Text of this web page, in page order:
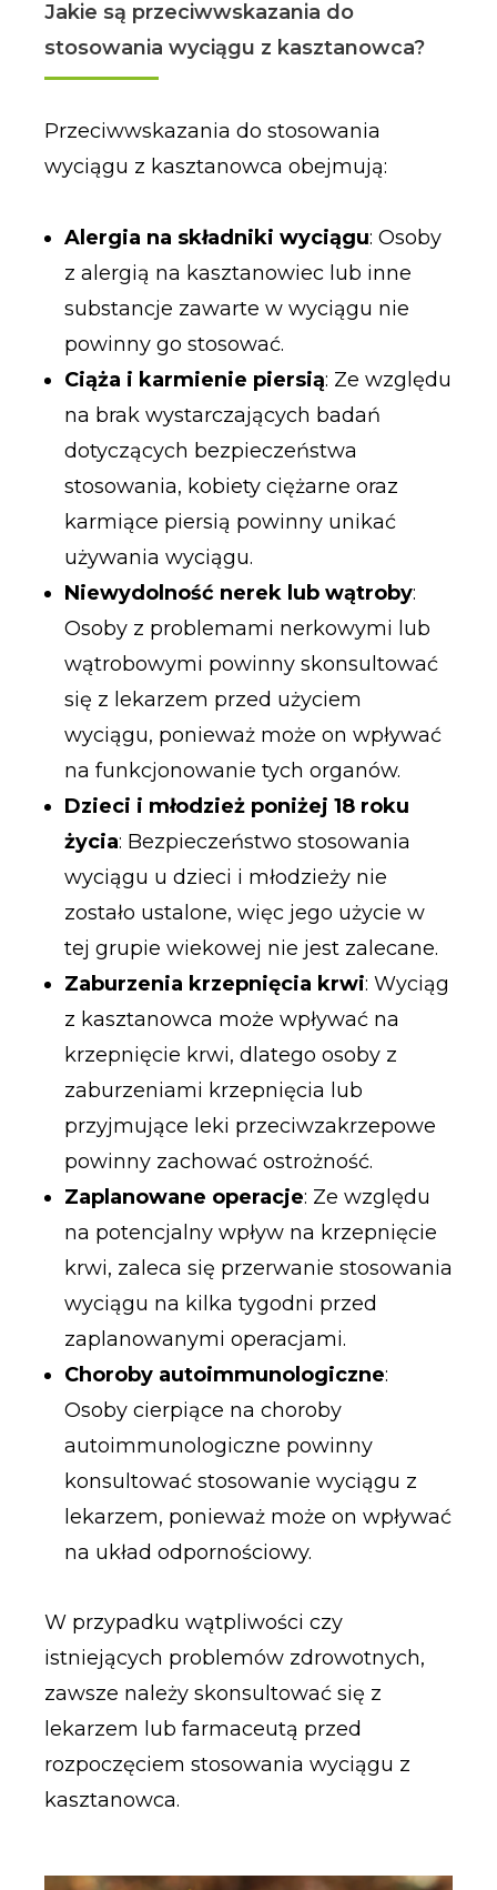
Jakie są przeciwwskazania do
stosowania wyciągu z kasztanowca?
Przeciwwskazania do stosowania
wyciągu z kasztanowca obejmują:
Alergia na składniki wyciągu: Osoby
z alergią na kasztanowiec lub inne
substancje zawarte w wyciągu nie
powinny go stosować.
Ciąża i karmienie piersią: Ze względu
na brak wystarczających badań
dotyczących bezpieczeństwa
stosowania, kobiety ciężarne oraz
karmiące piersią powinny unikać
używania wyciągu.
Niewydolność nerek lub wątroby:
Osoby z problemami nerkowymi lub
wątrobowymi powinny skonsultować
się z lekarzem przed użyciem
wyciągu, ponieważ może on wpływać
na funkcjonowanie tych organów.
Dzieci i młodzież poniżej 18 roku
życia: Bezpieczeństwo stosowania
wyciągu u dzieci i młodzieży nie
zostało ustalone, więc jego użycie w
tej grupie wiekowej nie jest zalecane.
Zaburzenia krzepnięcia krwi: Wyciąg
z kasztanowca może wpływać na
krzepnięcie krwi, dlatego osoby z
zaburzeniami krzepnięcia lub
przyjmujące leki przeciwzakrzepowe
powinny zachować ostrożność.
Zaplanowane operacje: Ze względu
na potencjalny wpływ na krzepnięcie
krwi, zaleca się przerwanie stosowania
wyciągu na kilka tygodni przed
zaplanowanymi operacjami.
Choroby autoimmunologiczne:
Osoby cierpiące na choroby
autoimmunologiczne powinny
konsultować stosowanie wyciągu z
lekarzem, ponieważ może on wpływać
na układ odpornościowy.
W przypadku wątpliwości czy
istniejących problemów zdrowotnych,
zawsze należy skonsultować się z
lekarzem lub farmaceutą przed
rozpoczęciem stosowania wyciągu z
kasztanowca.